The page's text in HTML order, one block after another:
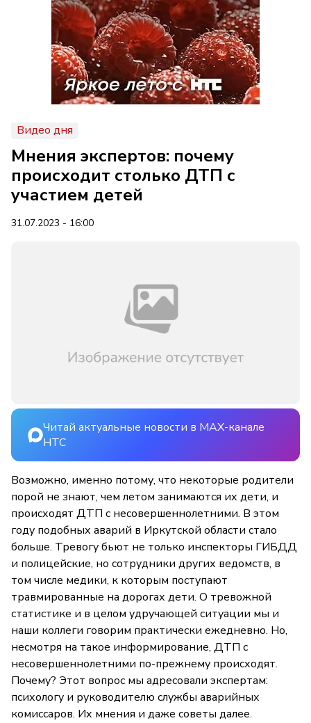
Видео дня
Мнения экспертов: почему
происходит столько ДТП с
участием детей
31.07.2023 - 16:00
Читай актуальные новости в MAX-канале
НТС
Возможно, именно потому, что некоторые родители
порой не знают, чем летом занимаются их дети, и
происходят ДТП с несовершеннолетними. В этом
году подобных аварий в Иркутской области стало
больше. Тревогу бьют не только инспекторы ГИБДД
и полицейские, но сотрудники других ведомств, в
том числе медики, к которым поступают
травмированные на дорогах дети. О тревожной
статистике и в целом удручающей ситуации мы и
наши коллеги говорим практически ежедневно. Но,
несмотря на такое информирование, ДТП с
несовершеннолетними по-прежнему происходят.
Почему? Этот вопрос мы адресовали экспертам:
психологу и руководителю службы аварийных
комиссаров. Их мнения и даже советы далее.